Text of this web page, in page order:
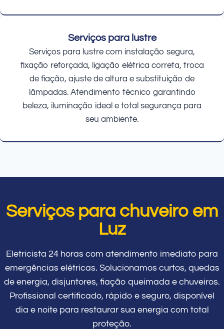
Serviços para lustre
Serviços para lustre com instalação segura,
fixação reforçada, ligação elétrica correta, troca
de fiação, ajuste de altura e substituição de
lâmpadas. Atendimento técnico garantindo
beleza, iluminação ideal e total segurança para
seu ambiente.
Serviços para chuveiro em
Luz
Eletricista 24 horas com atendimento imediato para
emergências elétricas. Solucionamos curtos, quedas
de energia, disjuntores, fiação queimada e chuveiros.
Profissional certificado, rápido e seguro, disponível
dia e noite para restaurar sua energia com total
proteção.